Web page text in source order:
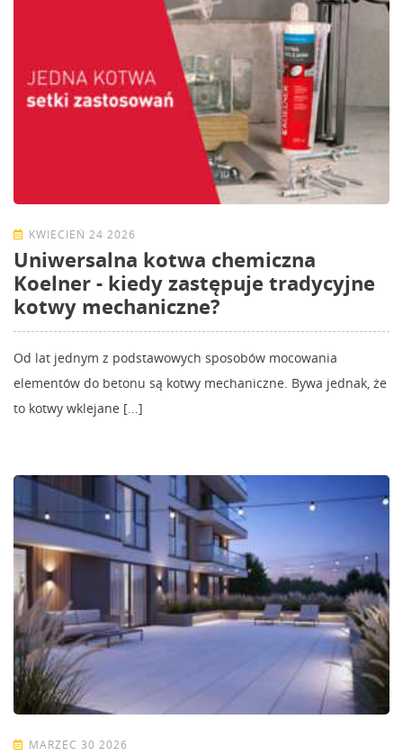
KWIECIEŃ 24 2026
Uniwersalna kotwa chemiczna
Koelner - kiedy zastępuje tradycyjne
kotwy mechaniczne?
Od lat jednym z podstawowych sposobów mocowania
elementów do betonu są kotwy mechaniczne. Bywa jednak, że
to kotwy wklejane [...]
MARZEC 30 2026